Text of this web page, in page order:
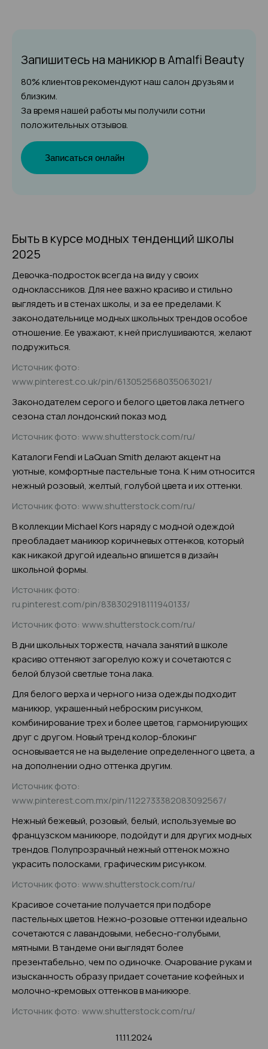
Запишитесь на маникюрв Amalfi Beauty
80% клиентов рекомендуют наш салон друзьям и
близким.
За время нашей работы мы получили сотни
положительных отзывов.
Записаться онлайн
Быть в курсе модных тенденций школы
2025
Девочка-подросток всегда на виду у своих
одноклассников. Для нее важно красиво и стильно
выглядеть и в стенах школы, и за ее пределами. К
законодательнице модных школьных трендов особое
отношение. Ее уважают, к ней прислушиваются, желают
подружиться.
Источник фото:
www.pinterest.co.uk/pin/613052568035063021/
Законодателем серого и белого цветов лака летнего
сезона стал лондонский показ мод.
Источник фото: www.shutterstock.com/ru/
Каталоги Fendi и LaQuan Smith делают акцент на
уютные, комфортные пастельные тона. К ним относится
нежный розовый, желтый, голубой цвета и их оттенки.
Источник фото: www.shutterstock.com/ru/
В коллекции Michael Kors наряду с модной одеждой
преобладает маникюр коричневых оттенков, который
как никакой другой идеально впишется в дизайн
школьной формы.
Источник фото:
ru.pinterest.com/pin/838302918111940133/
Источник фото: www.shutterstock.com/ru/
В дни школьных торжеств, начала занятий в школе
красиво оттеняют загорелую кожу и сочетаются с
белой блузой светлые тона лака.
Для белого верха и черного низа одежды подходит
маникюр, украшенный неброским рисунком,
комбинирование трех и более цветов, гармонирующих
друг с другом. Новый тренд колор-блокинг
основывается не на выделение определенного цвета, а
на дополнении одно оттенка другим.
Источник фото:
www.pinterest.com.mx/pin/1122733382083092567/
Нежный бежевый, розовый, белый, используемые во
французском маникюре, подойдут и для других модных
трендов. Полупрозрачный нежный оттенок можно
украсить полосками, графическим рисунком.
Источник фото: www.shutterstock.com/ru/
Красивое сочетание получается при подборе
пастельных цветов. Нежно-розовые оттенки идеально
сочетаются с лавандовыми, небесно-голубыми,
мятными. В тандеме они выглядят более
презентабельно, чем по одиночке. Очарование рукам и
изысканность образу придает сочетание кофейных и
молочно-кремовых оттенков в маникюре.
Источник фото: www.shutterstock.com/ru/
11.11.2024